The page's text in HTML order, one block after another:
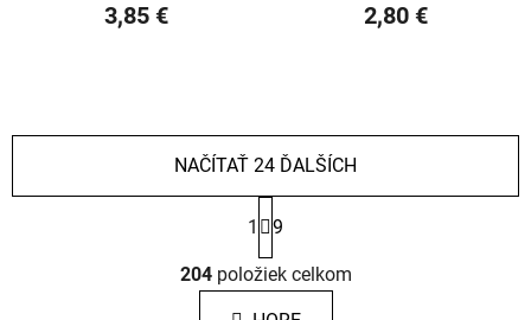
3,85 € 2,80 €
O
v
l
NAČÍTAŤ 24 ĎALŠÍCH
t
r
á
n
1 9
204položiek celkom